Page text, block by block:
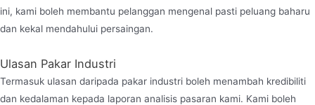
ini, kami boleh membantu pelanggan mengenal pasti peluang baharu
dan kekal mendahului persaingan.
Ulasan Pakar Industri
Termasuk ulasan daripada pakar industri boleh menambah kredibiliti
dan kedalaman kepada laporan analisis pasaran kami. Kami boleh